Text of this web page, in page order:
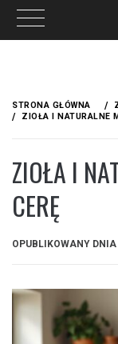
treściSTRONA GŁÓWNA
ZIOŁA I NATURALNE
ZIOŁA I
CERĘ
OPUBLIKOWANY DNIA